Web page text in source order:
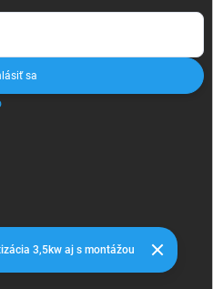
3,5kw aj s montážou
sa